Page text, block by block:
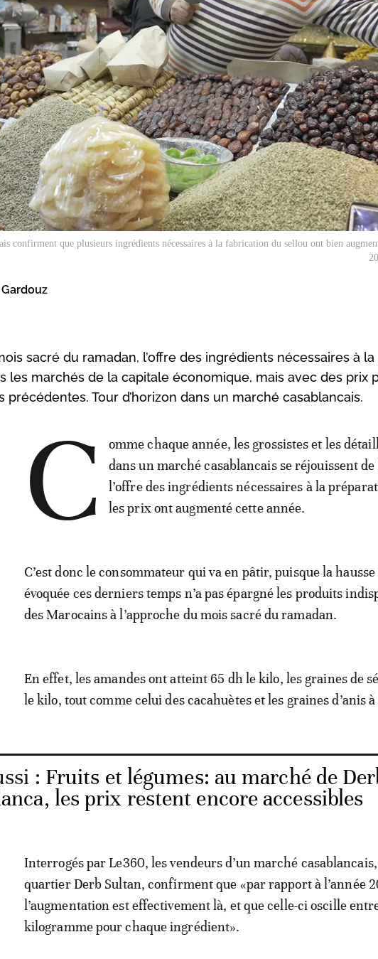
confirment que plusieurs ingrédients nécessaires à la fabrication du sellou ont bien
sacré du ramadan, l’offre des ingrédients nécessaires à
les marchés de la capitale économique, mais avec des prix
Tour d’horizon dans un marché casablancais.
C
omme chaque année, les grossistes et les
dans un marché casablancais se réjouissent de
l’offre des ingrédients nécessaires à la
les prix ont augmenté cette année.
C’est donc le consommateur qui va en pâtir, puisque la
évoquée ces derniers temps n’a pas épargné les produits
des Marocains à l’approche du mois sacré du ramadan.
En effet, les amandes ont atteint 65 dh le kilo, les graines de
le kilo, tout comme celui des cacahuètes et les graines d’anis
: Fruits et légumes: au marché de
les prix restent encore accessibles
Interrogés par Le360, les vendeurs d’un marché
quartier Derb Sultan, confirment que «par rapport à l’année
l’augmentation est effectivement là, et que celle-ci oscille
kilogramme pour chaque ingrédient».